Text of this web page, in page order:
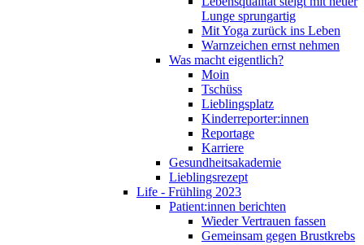
Lunge sprungartig
Mit Yoga zurück ins Leben
Warnzeichen ernst nehmen
Was macht eigentlich?
Moin
Tschüss
Lieblingsplatz
Kinderreporter:innen
Reportage
Karriere
Gesundheitsakademie
Lieblingsrezept
Life - Frühling 2023
Patient:innen berichten
Wieder Vertrauen fassen
Gemeinsam gegen Brustkrebs